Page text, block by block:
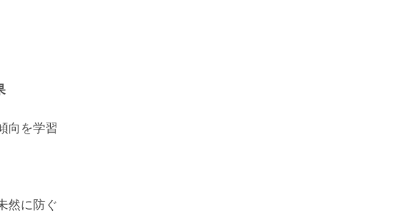
向を学習
然に防ぐ